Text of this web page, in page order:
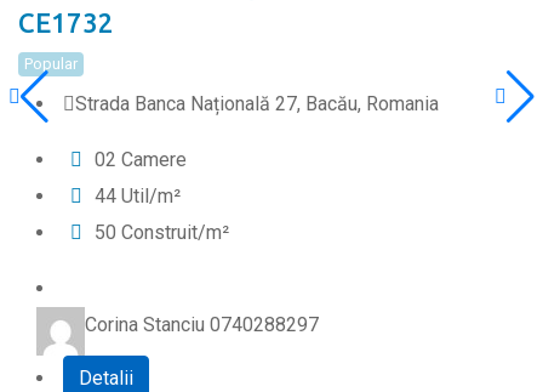
CE1732
Popular
Strada Banca Națională 27, Bacău, Romania
02Camere
44Util/m²
50Construit/m²
Corina Stanciu 0740288297
Detalii